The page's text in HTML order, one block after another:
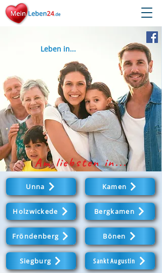
Leben in...
Am liebsten in...
Unna Kamen
Holzwickede Bergkamen
Fröndenberg Bönen
Siegburg Sankt Augustin